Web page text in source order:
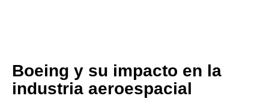
Boeing y su impacto en la
industria aeroespacial